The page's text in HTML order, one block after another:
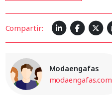
Compartir:
Modaengafas
modaengafas.com